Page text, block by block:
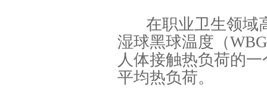
在职业卫生领域
湿球黑球温度（
人体接触热负荷的
平均热负荷。